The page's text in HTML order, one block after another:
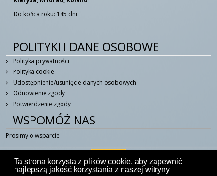
Ta strona korzysta z plików cookie, aby zapewnić
najlepszą jakość korzystania z naszej witryny.
Do końca roku: 145 dni
POLITYKI I DANE OSOBOWE
Polityka prywatności
Polityka cookie
Udostępnienie/usunięcie danych osobowych
Odnowienie zgody
Potwierdzenie zgody
WSPOMÓŻ NAS
Prosimy o wsparcie